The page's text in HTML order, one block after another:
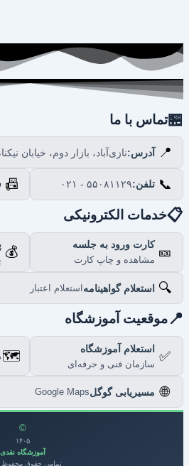
تماس با ما
📍 آدرس:نازی‌آباد، بازار دوم، خیابان
📞 تلفن:۰۲۱ - ۵۵۰۸۱۱۲۹ 📠
خدمات الکترونیکی
🎫 کارت ورود به جلسه
مشاهده و چاپ کارت
💰
🔍 استعلام گواهینامهاستعلام اعتبار
موقعیت آموزشگاه
✅ استعلام آموزشگاه
سازمان فنی و حرفه‌ای
🗺️
مسیریابی گوگلGoogle Maps
۱۴۰۵
آموزشگاه نقدی
تمامی حقوق محفوظ